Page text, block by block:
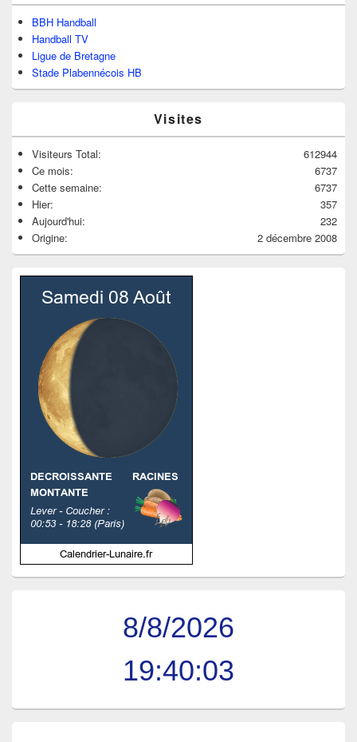
BBH Handball
Handball TV
Ligue de Bretagne
Stade Plabennécois HB
Visites
612944
Visiteurs Total:
6737
Ce mois:
6737
Cette semaine:
357
Hier:
232
Aujourd'hui:
2 décembre 2008
Origine:
8/8/2026
19:40:04